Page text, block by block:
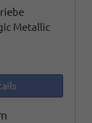
Metallic